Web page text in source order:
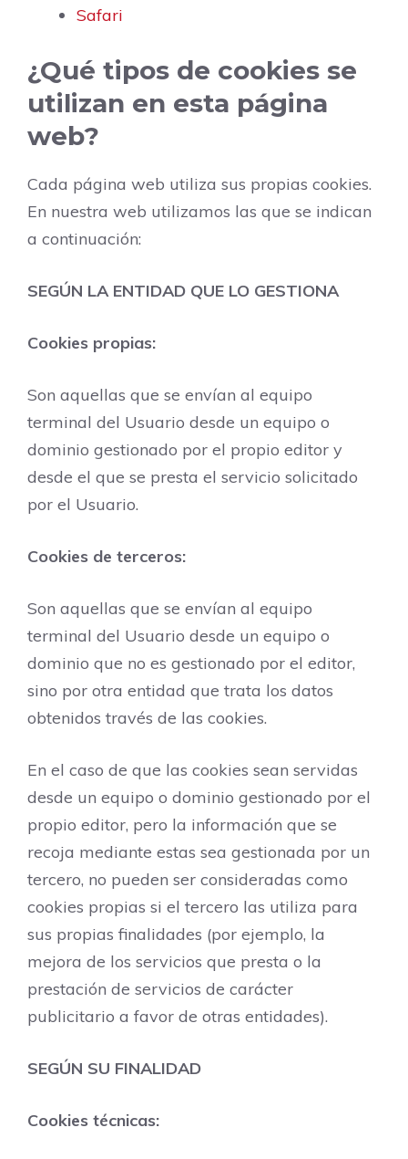
Safari
¿Qué tipos de cookies se
utilizan en esta página
web?
Cada página web utiliza sus propias cookies.
En nuestra web utilizamos las que se indican
a continuación:
SEGÚN LA ENTIDAD QUE LO GESTIONA
Cookies propias:
Son aquellas que se envían al equipo
terminal del Usuario desde un equipo o
dominio gestionado por el propio editor y
desde el que se presta el servicio solicitado
por el Usuario.
Cookies de terceros:
Son aquellas que se envían al equipo
terminal del Usuario desde un equipo o
dominio que no es gestionado por el editor,
sino por otra entidad que trata los datos
obtenidos través de las cookies.
En el caso de que las cookies sean servidas
desde un equipo o dominio gestionado por el
propio editor, pero la información que se
recoja mediante estas sea gestionada por un
tercero, no pueden ser consideradas como
cookies propias si el tercero las utiliza para
sus propias finalidades (por ejemplo, la
mejora de los servicios que presta o la
prestación de servicios de carácter
publicitario a favor de otras entidades).
SEGÚN SU FINALIDAD
Cookies técnicas: